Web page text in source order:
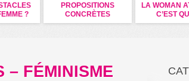
?
PROPOSITIONS
CONCRÈTES
LA WOMAN
C’EST
– FÉMINISME